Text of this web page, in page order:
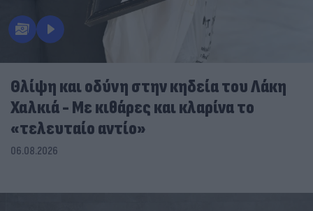
Θλίψη και οδύνη στην κηδεία του Λάκη
Χαλκιά - Με κιθάρες και κλαρίνα το
«τελευταίο αντίο»
06.08.2026